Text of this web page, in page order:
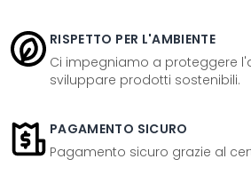
RISPETTO PER L'AMBIENTE
Ci impegniamo a proteggere
sviluppare prodotti sostenibili.
PAGAMENTO SICURO
Pagamento sicuro grazie al